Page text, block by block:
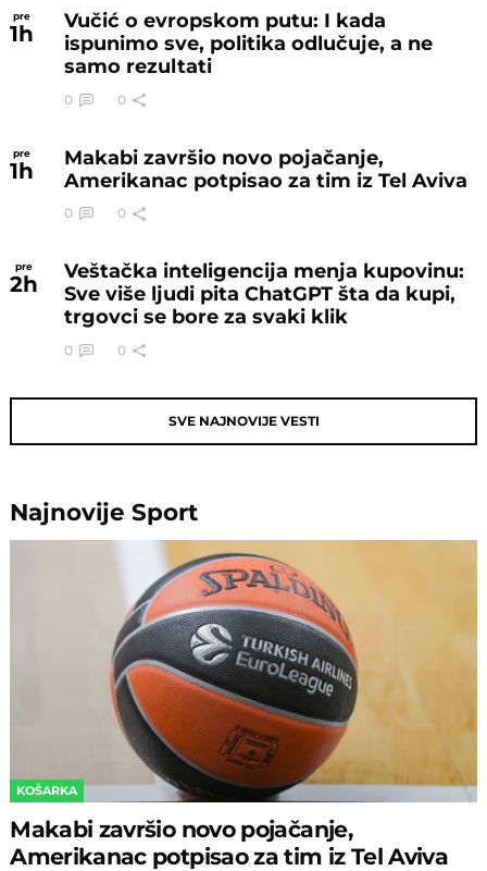
pre
1h
Vučić o evropskom putu: I kada
ispunimo sve, politika odlučuje, a ne
samo rezultati
0 0
pre
1h
Makabi završio novo pojačanje,
Amerikanac potpisao za tim iz Tel Aviva
0 0
pre
2h
Veštačka inteligencija menja kupovinu:
Sve više ljudi pita ChatGPT šta da kupi,
trgovci se bore za svaki klik
0 0
SVE NAJNOVIJE VESTI
NajnovijeSport
KOŠARKA
Makabi završio novo pojačanje,
Amerikanac potpisao za tim iz Tel Aviva